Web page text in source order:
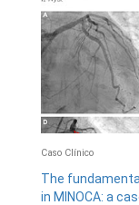
Caso Clínico
The
in MINOCA: a